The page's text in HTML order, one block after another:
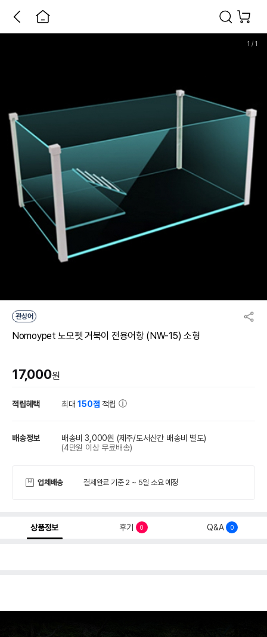
1 / 1
관상어
Nomoypet 노모펫 거북이 전용어항 (NW-15) 소형
17,000원
적립혜택 최대150점 적립
배송정보 배송비 3,000원 (제주/도서산간 배송비 별도)
(4만원 이상 무료배송)
업체배송 결제완료 기준 2 ~ 5일 소요 예정
상품정보 후기 0 Q&A 0